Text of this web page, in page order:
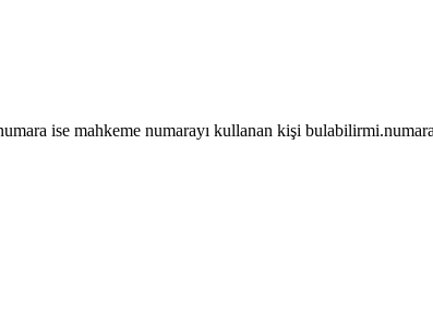
ise mahkeme numarayı kullanan kişi